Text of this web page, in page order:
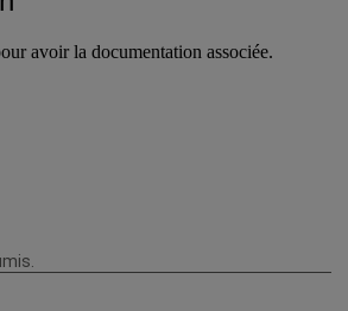
avoir la documentation associée.